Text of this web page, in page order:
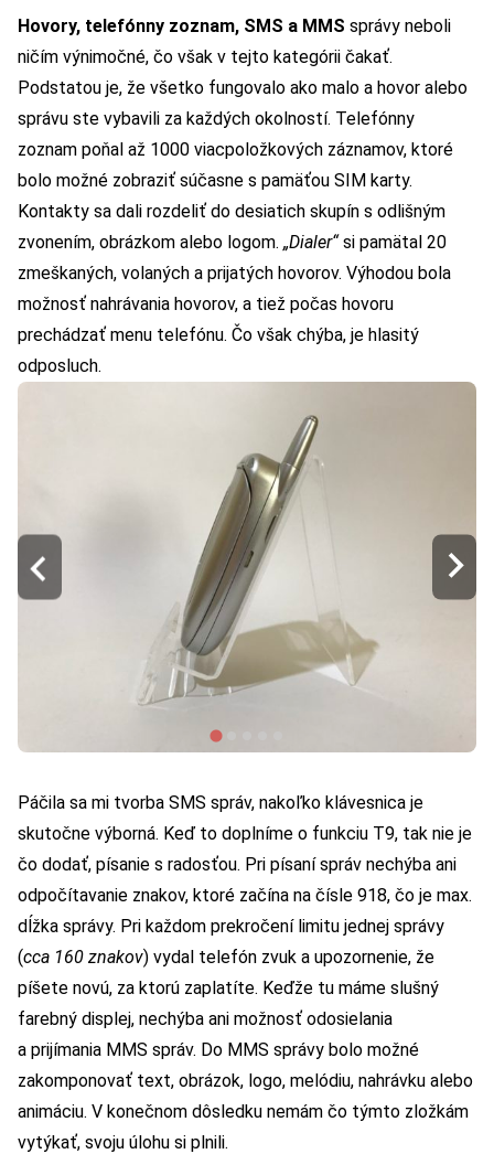
Hovory, telefónny zoznam, SMS a MMS správy neboli
ničím výnimočné, čo však v tejto kategórii čakať.
Podstatou je, že všetko fungovalo ako malo a hovor alebo
správu ste vybavili za každých okolností. Telefónny
zoznam poňal až 1000 viacpoložkových záznamov, ktoré
bolo možné zobraziť súčasne s pamäťou SIM karty.
Kontakty sa dali rozdeliť do desiatich skupín s odlišným
zvonením, obrázkom alebo logom. „Dialer“si pamätal 20
zmeškaných, volaných a prijatých hovorov. Výhodou bola
možnosť nahrávania hovorov, a tiež počas hovoru
prechádzať menu telefónu. Čo však chýba, je hlasitý
odposluch.
Páčila sa mi tvorba SMS správ, nakoľko klávesnica je
skutočne výborná. Keď to doplníme o funkciu T9, tak nie je
čo dodať, písanie s radosťou. Pri písaní správ nechýba ani
odpočítavanie znakov, ktoré začína na čísle 918, čo je max.
dĺžka správy. Pri každom prekročení limitu jednej správy
(cca 160 znakov) vydal telefón zvuk a upozornenie, že
píšete novú, za ktorú zaplatíte. Keďže tu máme slušný
farebný displej, nechýba ani možnosť odosielania
a prijímania MMS správ. Do MMS správy bolo možné
zakomponovať text, obrázok, logo, melódiu, nahrávku alebo
animáciu. V konečnom dôsledku nemám čo týmto zložkám
vytýkať, svoju úlohu si plnili.